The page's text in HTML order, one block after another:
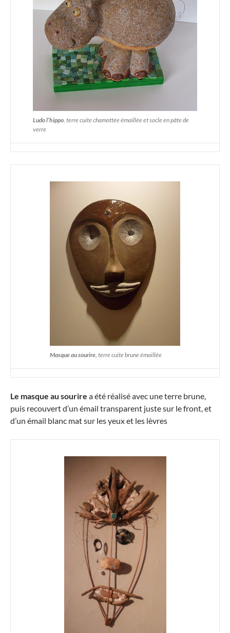
Ludo l’hippo, terre cuite chamottée émaillée et socle en pâte de
verre
Masque au sourire, terre cuite brune émaillée
Le masque au sourire a été réalisé avec une terre brune,
puis recouvert d’un émail transparent juste sur le front, et
d’un émail blanc mat sur les yeux et les lèvres